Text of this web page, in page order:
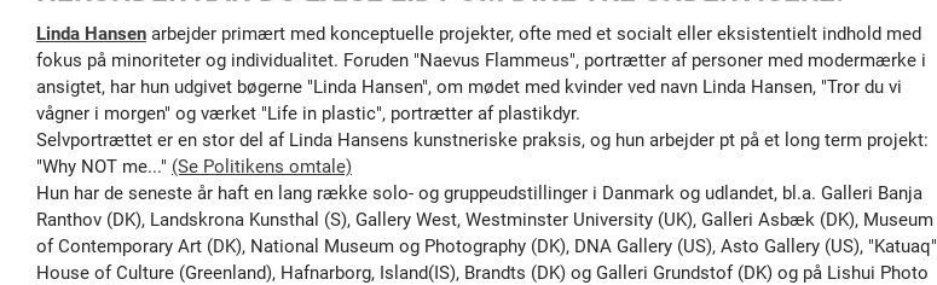
Linda Hansen arbejder primært med konceptuelle projekter, ofte med et socialt eller eksistentielt indhold med
fokus på minoriteter og individualitet. Foruden "Naevus Flammeus", portrætter af personer med modermærke i
ansigtet, har hun udgivet bøgerne "Linda Hansen", om mødet med kvinder ved navn Linda Hansen, "Tror du vi
vågner i morgen" og værket "Life in plastic", portrætter af plastikdyr.
Selvportrættet er en stor del af Linda Hansens kunstneriske praksis, og hun arbejder pt på et long term projekt:
"Why NOT me..." (Se Politikens omtale)
Hun har de seneste år haft en lang række solo- og gruppeudstillinger i Danmark og udlandet, bl.a. Galleri Banja
Ranthov (DK), Landskrona Kunsthal (S), Gallery West, Westminster University (UK), Galleri Asbæk (DK), Museum
of Contemporary Art (DK), National Museum og Photography (DK), DNA Gallery (US), Asto Gallery (US), "Katuaq"
House of Culture (Greenland), Hafnarborg, Island(IS), Brandts (DK) og Galleri Grundstof (DK) og på Lishui Photo